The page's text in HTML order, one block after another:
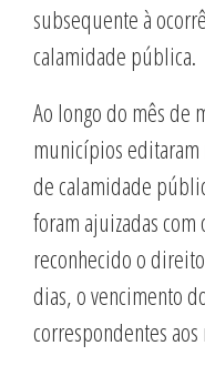
subsequente à
calamidade pública.
Ao longo do mês de
municípios editaram
de calamidade
foram ajuizadas
reconhecido o
dias, o vencimento
correspondentes